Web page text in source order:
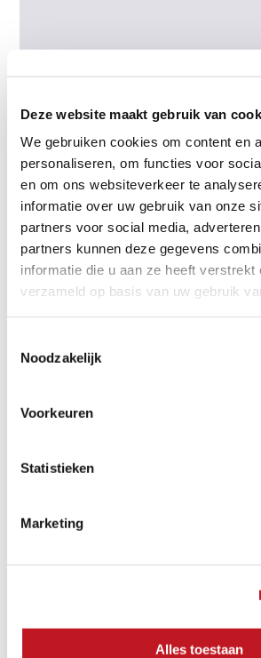
Deze website maakt gebruik van
We gebruiken cookies om content en
personaliseren, om functies voor
en om ons websiteverkeer te
informatie over uw gebruik van onze
partners voor social media,
partners kunnen deze gegevens
informatie die u aan ze heeft verstrekt
verzameld op basis van uw gebruik
Noodzakelijk
Voorkeuren
Statistieken
Marketing
Alles toestaan
CERASUN TRENTINO